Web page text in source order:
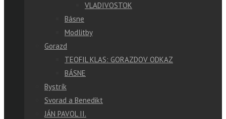
VLADIVOSTOK
Básne
Modlitby
Gorazd
TEOFIL KLAS: GORAZDOV ODKAZ
BÁSNE
Bystrík
Svorad a Benedikt
JÁN PAVOL II.